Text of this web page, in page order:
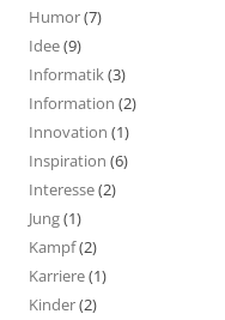
Humor(7)
Idee(9)
Informatik(3)
Information (2)
Innovation (1)
Inspiration (6)
Interesse(2)
Jung(1)
Kampf(2)
Karriere(1)
Kinder(2)